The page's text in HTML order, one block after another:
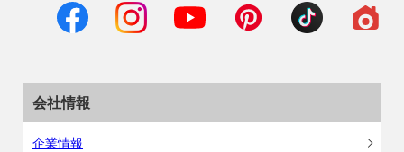
会社情報
企業情報